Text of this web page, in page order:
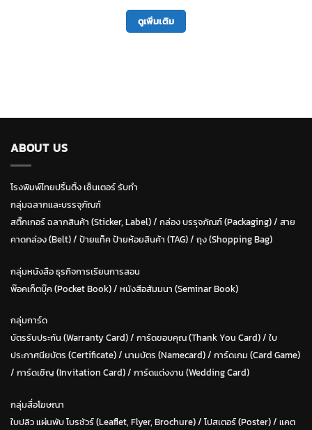
ดูเพิ่มเติม
ABOUT US
โรงพิมพ์ไทยปริ้นติ้ง เซ็นเตอร์ รับทำ
กลุ่มฉลากและบรรจุภัณฑ์
สติ๊กเกอร์ ฉลากสินค้า (Sticker, Label)/ กล่อง บรรุจภัณฑ์ (Packaging)/ สาย
คาดกล่อง (Belt)/ ป้ายแท็ค ป้ายห้อยสินค้า (TAG)/ ถุง (Shopping Bag)
กลุ่มหนังสือ ธุรกิจการเรียนการสอน
พ๊อคเก็ตบุ๊ค (Pocket Book)/ หนังสือสัมมนา (Seminar Book)
กลุ่มการ์ด
บัตรรับประกัน (Warranty Card)/ การ์ดขอบคุณ (Thank You Card)/ ใบ
ประกาศนียบัตร (Certificate)/ นามบัตร (Namecard)/ การ์ดเกม (Card Game)
/ การ์ดเชิญ (Invitation Card)/ การ์ดแต่งงาน (Wedding Card)
กลุ่มสื่อโฆษณา
ใบปลิว แผ่นพับ โบรชัวร์ (Leaflet, Flyer, Brochure)/ โปสเตอร์ (Poster) / แคต